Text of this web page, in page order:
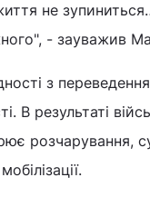
не
- зауважив
з
В результаті
розчарування,